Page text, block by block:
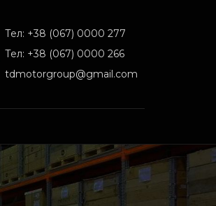
Тел: +38 (067) 0000 277
Тел: +38 (067) 0000 266
tdmotorgroup@gmail.com